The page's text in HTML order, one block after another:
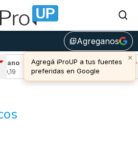
library_addAgreganos
×
Agregá iProUP a tus fuentes
preferidas en Google
(-3,49%)
Avalanche (-
u$s 6,42